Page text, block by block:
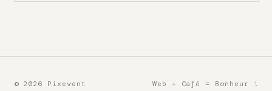
© 2026 Pixevent Web + Café = Bonheur !